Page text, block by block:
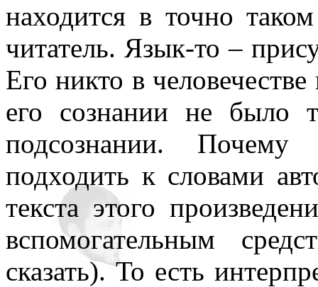
находится в точно
читатель. Язык-то –
Его никто в
его сознании не было
подсознании.
подходить к словами
текста этого
вспомогательным
сказать). То есть